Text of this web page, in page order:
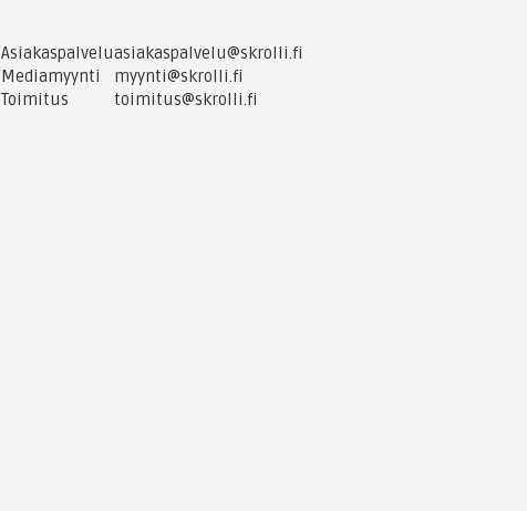
Asiakaspalveluasiakaspalvelu@skrolli.fi
Mediamyynti
myynti@skrolli.fi
Toimitus
toimitus@skrolli.fi